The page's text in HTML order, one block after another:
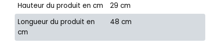
Hauteur du produit en cm
29 cm
Longueur du produit en
cm
48 cm